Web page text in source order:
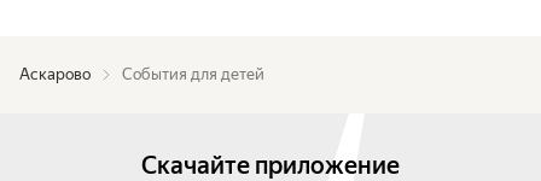
Аскарово События для детей
Скачайте приложение